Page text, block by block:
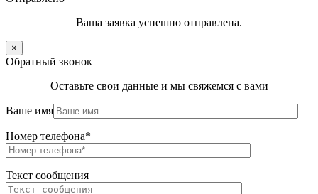
Ваша заявка успешно отправлена.
×
Обратный звонок
Оставьте свои данные и мы свяжемся с вами
Ваше имя
Номер телефона*
Текст сообщения